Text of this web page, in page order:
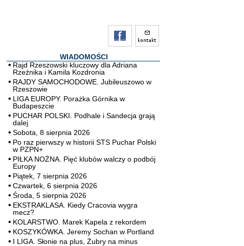
WIADOMOŚCI
Rajd Rzeszowski kluczowy dla Adriana
Rzeźnika i Kamila Kozdronia
RAJDY SAMOCHODOWE. Jubileuszowo w
Rzeszowie
LIGA EUROPY. Porażka Górnika w
Budapeszcie
PUCHAR POLSKI. Podhale i Sandecja grają
dalej
Sobota, 8 sierpnia 2026
Po raz pierwszy w historii STS Puchar Polski
w PZPN+
PIŁKA NOŻNA. Pięć klubów walczy o podbój
Europy
Piątek, 7 sierpnia 2026
Czwartek, 6 sierpnia 2026
Środa, 5 sierpnia 2026
EKSTRAKLASA. Kiedy Cracovia wygra
mecz?
KOLARSTWO. Marek Kapela z rekordem
KOSZYKÓWKA. Jeremy Sochan w Portland
I LIGA. Słonie na plus, Żubry na minus